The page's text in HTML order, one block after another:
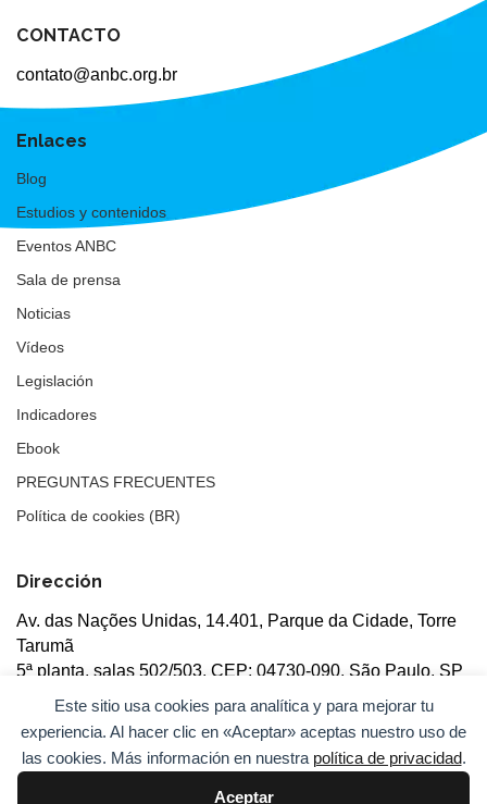
Este sitio usa cookies para analítica y para mejorar tu
experiencia. Al hacer clic en «Aceptar» aceptas nuestro uso de
las cookies. Más información en nuestra política de privacidad.
Aceptar
CONTACTO
contato@anbc.org.br
Enlaces
Blog
Estudios y contenidos
Eventos ANBC
Sala de prensa
Noticias
Vídeos
Legislación
Indicadores
Ebook
PREGUNTAS FRECUENTES
Política de cookies (BR)
Dirección
Av. das Nações Unidas, 14.401, Parque da Cidade, Torre
Tarumã
5ª planta, salas 502/503, CEP: 04730-090, São Paulo, SP